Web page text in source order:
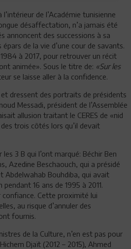
de l’Académie tunisienne
désaffectation, n’a jamais été
annoncent des successions à sa
de la vie d’une cour de savants.
à 2017, pour retrouver un récit
animée». Sous le titre de: «Sur les
se laisse aller à la confidence.
dressent des portraits de présidents
Messadi, président de l’Assemblée
allusion traitant le CERES de «nid
trois côtés lors qu’il devait
3 B qui l’ont marqué: Béchir Ben
Azedine Beschaouch, qui a présidé
Abdelwahab Bouhdiba, qui avait
16 ans de 1995 à 2011.
confiance. Cette proximité lui
au risque d’annuler des
fournis.
de la Culture, n’en est pas pour
Djaït (2012 – 2015), Ahmed